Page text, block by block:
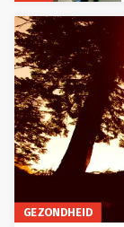
GEZONDHEID